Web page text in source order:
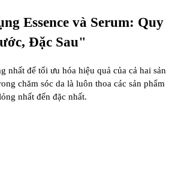
Essence và Serum: Quy
Đặc Sau"
nhất để tối ưu hóa hiệu quả của cả hai sản
chăm sóc da là luôn thoa các sản phẩm
nhất đến đặc nhất.